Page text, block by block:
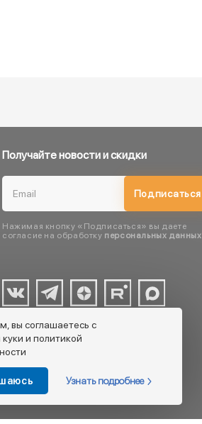
Получайте новости и скидки
Подписаться
Нажимая кнопку «Подписаться» вы даете
согласие на обработку персональных данных
вы соглашаетесь с
и политикой
Узнать подробнее